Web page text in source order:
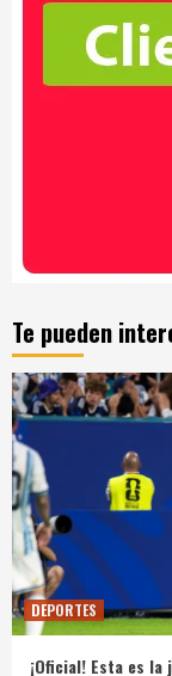
Te pueden
DEPORTES
¡Oficial! Esta es la